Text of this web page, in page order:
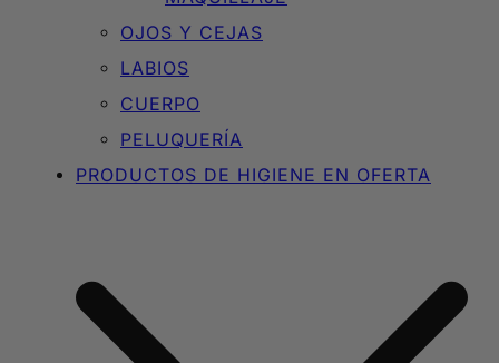
OJOS Y CEJAS
LABIOS
CUERPO
PELUQUERÍA
PRODUCTOS DE HIGIENE EN OFERTA